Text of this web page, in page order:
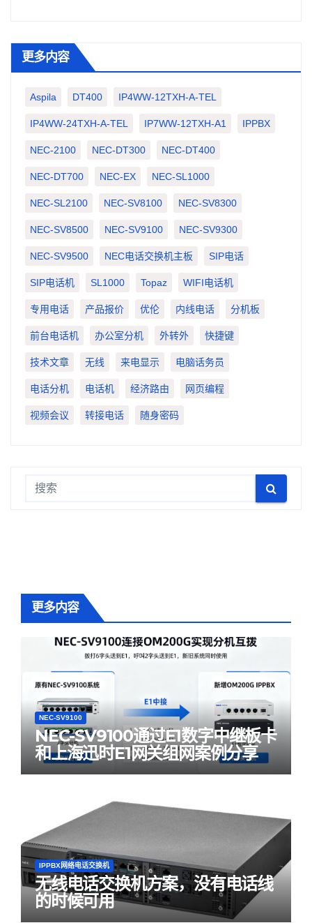
更多内容
Aspila DT400 IP4WW-12TXH-A-TEL
IP4WW-24TXH-A-TEL IP7WW-12TXH-A1 IPPBX
NEC-2100 NEC-DT300 NEC-DT400
NEC-DT700 NEC-EX NEC-SL1000
NEC-SL2100 NEC-SV8100 NEC-SV8300
NEC-SV8500 NEC-SV9100 NEC-SV9300
NEC-SV9500 NEC电话交换机主板 SIP电话
SIP电话机 SL1000 Topaz WIFI电话机
专用电话 产品报价 优伦 内线电话 分机板
前台电话机 办公室分机 外转外 快捷键
技术文章 无线 来电显示 电脑话务员
电话分机 电话机 经济路由 网页编程
视频会议 转接电话 随身密码
更多内容
NEC-SV9100
NEC-SV9100通过E1数字中继板卡
和上海迅时E1网关组网案例分享
IPPBX网络电话交换机
无线电话交换机方案，没有电话线
的时候可用